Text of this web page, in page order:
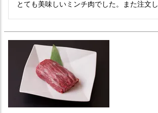
とても美味しいミンチ肉でした。また注文